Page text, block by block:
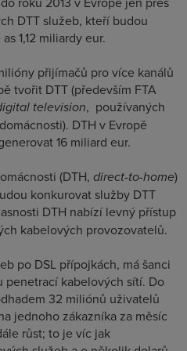
DTT služeb, kteří budou
1,12 miliardy eur.
přijímačů pro více kanálů
tvořit DTT (především FTA
television, používaných
DTH v Evropě
16 miliard eur.
(DTH, direct-to-home)
konkurovat služby DTT
DTH nabízí levný přístup
kabelových provozovatelů.
po DSL přípojkách, má šanci
penetrací kabelových sítí. Do
32 miliónů uživatelů
jednoho zákazníka za měsíc
růst; to je víc jak